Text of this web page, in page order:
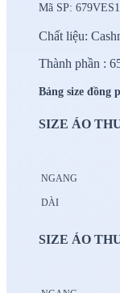
Mã SP:
Chất liệu:
Thành phần :
Bảng size đồng
SIZE ÁO
NGANG
DÀI
SIZE ÁO